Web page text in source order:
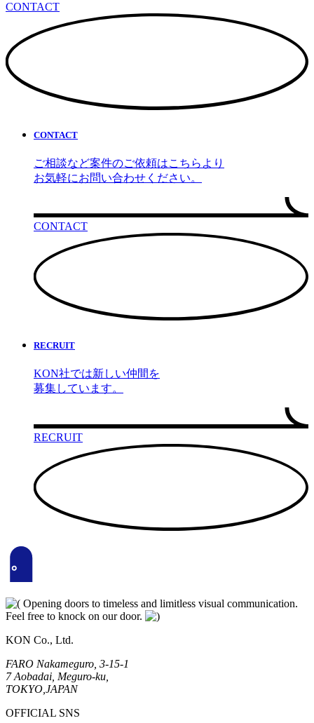
CONTACT
CONTACT
ご相談など案件のご依頼はこちらより
お気軽にお問い合わせください。
CONTACT
RECRUIT
KON社では新しい仲間を
募集しています。
RECRUIT
Opening doors to timeless and limitless visual communication.
Feel free to knock on our door.
KON Co., Ltd.
FARO Nakameguro, 3-15-1
7 Aobadai, Meguro-ku,
TOKYO,JAPAN
OFFICIAL SNS